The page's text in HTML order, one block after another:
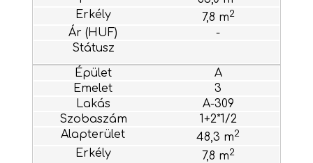
7,8 m2
-
A
3
A-309
1+2*1/2
48,3 m2
7,8 m2